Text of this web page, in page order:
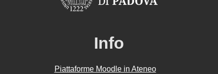
Info
Piattaforme Moodle in Ateneo